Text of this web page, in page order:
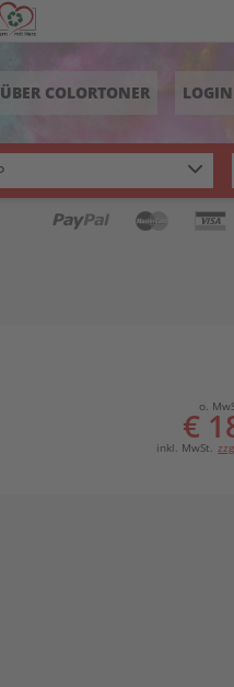
ÜBER COLORTONER LOGIN
o.
€
inkl. MwSt.